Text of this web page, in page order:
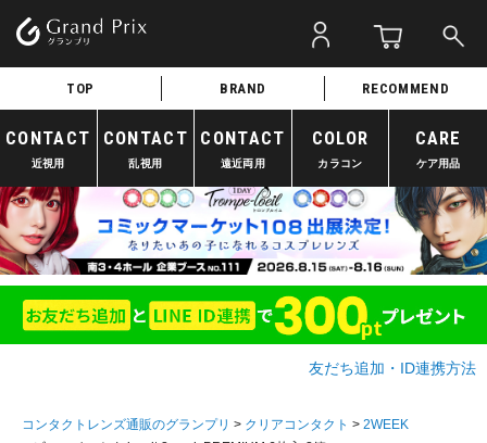
TOP BRAND RECOMMEND
CONTACT
近視用
CONTACT
乱視用
CONTACT
遠近両用
COLOR
カラコン
CARE
ケア用品
友だち追加・ID連携方法
コンタクトレンズ通販のグランプリ クリアコンタクト
2WEEK